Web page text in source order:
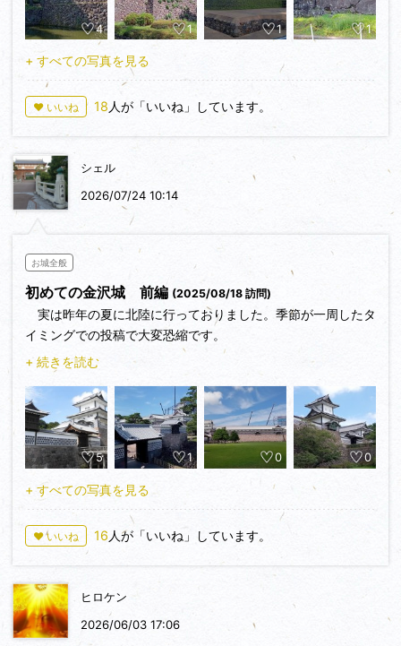
などの一部のみですが見学してきました。
金沢駅と金沢城公園のちょうど中間のあたりに升形遺構があり
ます。外桝形の構造になっていた虎口で、土塁と堀、石垣が復
元されています。道路脇にポツンとある感じですが、見ごたえ
がある史跡でした！！
② 大手門（尾坂門）の石垣
紹介している方が少ない印象ですが、個人的に金沢城でいちば
ん好きな石垣はここですね。野面積みの高石垣がそびえ、水堀
も残されています。初期（慶長期ごろ）の石垣と考えられてい
るようです。正面の迫力も素晴らしいのですが、桝形虎口にあ
る鏡石、新丸側にある合坂も見どころです。
旧第六旅団司令部庁舎の北側に土橋門跡があります。土橋門に
は切込接の石垣があり、その中に六角形の形をした亀甲石があ
ります。防火の願いを込められている石とされています。
④ 二の丸北面の石垣
土橋門から菱櫓までつづく二の丸の北面には、石垣と水堀が残
されています。石垣は打込接の布積です。
⑤ 玉泉院丸 色紙短冊積み石垣
玉泉院丸は、令和六年の能登半島地震の影響で立ち入り禁止区
域が多い状況となっていました。ただ二の丸寄りの色紙短冊積
み石垣の周辺は、見学可能でしたので見学してきました。短冊
のように縦長に加工された切込接の石垣でけっこう高さがあり
ました。
⑥ 三十間長屋 金場取り残し積み
現存の三十間長屋の石垣は、切込接の石垣なのですが、少し特
4 1 1 1
+ すべての写真を見る
♥ いいね 18人が「いいね」しています。
シェル
2026/07/24 10:14
お城全般
初めての金沢城 前編 (2025/08/18 訪問)
実は昨年の夏に北陸に行っておりました。季節が一周したタ
イミングでの投稿で大変恐縮です。
東京から夜行バスで金沢駅に到着後、徒歩で金沢城へ向かいま
した。
北の大手門側から入城。大手門の石垣も凄すぎたので、続き
の投稿で紹介します。
大手門跡→新丸→河北門→三の丸→橋爪門→二の丸→三十間
長屋→玉泉丸→鼠多門→数寄屋敷→土橋門→三の丸→石川門→
ました。石川門の櫓門裏の案内所で100名城スタンプを押印。
職員の方にお声をかけたら、快くスタンプを出していただきま
した。
まずはおなじみの建築物を中心に投稿していこうと思いま
す。
城内の建築物は、石川門（石川櫓）、三十間長屋、鶴丸倉庫
が現存。菱櫓、五十間長屋、橋爪門、橋爪門続櫓、河北門、鼠
+ 続きを読む
5 1 0 0
+ すべての写真を見る
♥ いいね 16 人が「いいね」しています。
ヒロケン
2026/06/03 17:06